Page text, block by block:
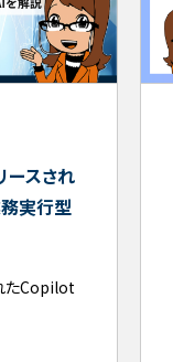
スされ
実行型
たCopilot